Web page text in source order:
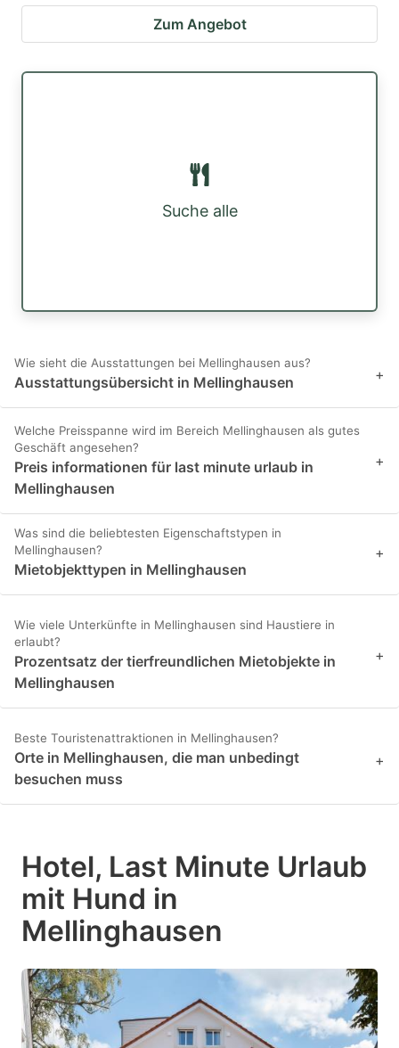
Zum Angebot
Suche alle
Wie sieht die Ausstattungen bei Mellinghausen aus?
Ausstattungsübersicht in Mellinghausen +
Welche Preisspanne wird im Bereich Mellinghausen als gutes
Geschäft angesehen?
Preis informationen für last minute urlaub in
Mellinghausen
+
Was sind die beliebtesten Eigenschaftstypen in
Mellinghausen?
Mietobjekttypen in Mellinghausen
+
Wie viele Unterkünfte in Mellinghausen sind Haustiere in
erlaubt?
Prozentsatz der tierfreundlichen Mietobjekte in
Mellinghausen
+
Beste Touristenattraktionen in Mellinghausen?
Orte in Mellinghausen, die man unbedingt
besuchen muss
+
Hotel, Last Minute Urlaub
mit Hund in
Mellinghausen